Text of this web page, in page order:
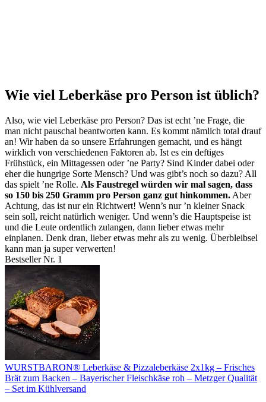
Wie viel Leberkäse pro Person ist üblich?
Also, wie viel Leberkäse pro Person? Das ist echt ’ne Frage, die
man nicht pauschal beantworten kann. Es kommt nämlich total drauf
an! Wir haben da so unsere Erfahrungen gemacht, und es hängt
wirklich von verschiedenen Faktoren ab. Ist es ein deftiges
Frühstück, ein Mittagessen oder ’ne Party? Sind Kinder dabei oder
eher die hungrige Sorte Mensch? Und was gibt’s noch so dazu? All
das spielt ’ne Rolle. Als Faustregel würden wir mal sagen, dass
so 150 bis 250 Gramm pro Person ganz gut hinkommen. Aber
Achtung, das ist nur ein Richtwert! Wenn’s nur ’n kleiner Snack
sein soll, reicht natürlich weniger. Und wenn’s die Hauptspeise ist
und die Leute ordentlich zulangen, dann lieber etwas mehr
einplanen. Denk dran, lieber etwas mehr als zu wenig. Überbleibsel
kann man ja super verwerten!
Bestseller Nr. 1
WURSTBARON® Leberkäse & Pizzaleberkäse 2x1kg – Frisches
Brät zum Backen – Bayerischer Fleischkäse roh – Metzger Qualität
– Set im Kühlversand